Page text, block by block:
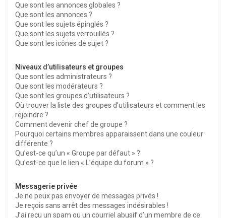
Que sont les annonces globales ?
Que sont les annonces ?
Que sont les sujets épinglés ?
Que sont les sujets verrouillés ?
Que sont les icônes de sujet ?
Niveaux d’utilisateurs et groupes
Que sont les administrateurs ?
Que sont les modérateurs ?
Que sont les groupes d’utilisateurs ?
Où trouver la liste des groupes d’utilisateurs et comment les
rejoindre ?
Comment devenir chef de groupe ?
Pourquoi certains membres apparaissent dans une couleur
différente ?
Qu’est-ce qu’un « Groupe par défaut » ?
Qu’est-ce que le lien « L’équipe du forum » ?
Messagerie privée
Je ne peux pas envoyer de messages privés !
Je reçois sans arrêt des messages indésirables !
J’ai reçu un spam ou un courriel abusif d’un membre de ce